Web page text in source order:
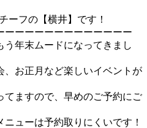
ーフの【横井】です！
ーーーーーーーーーーーーー
う年末ムードになってきまし
、お正月など楽しいイベントが
てますので、早めのご予約にご
ューは予約取りにくいです！